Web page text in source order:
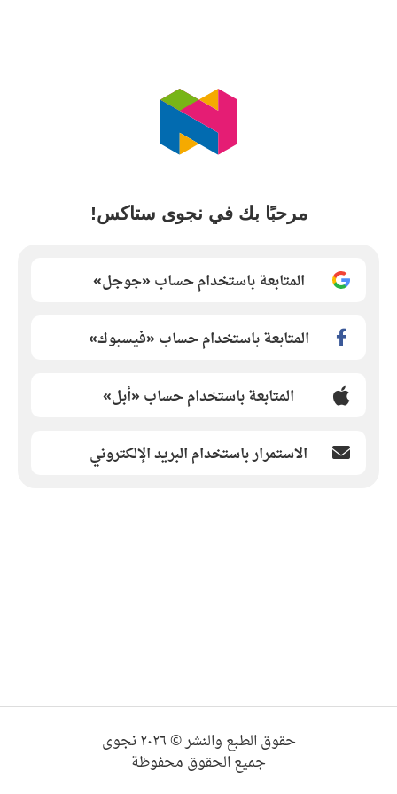
مرحبًا بك في نجوى ستاكس!
المتابعة باستخدام حساب «جوجل»
المتابعة باستخدام حساب «فيسبوك»
المتابعة باستخدام حساب «أبل»
الاستمرار باستخدام البريد الإلكتروني
حقوق الطبع والنشر © ٢٠٢٦ نجوى
جميع الحقوق محفوظة